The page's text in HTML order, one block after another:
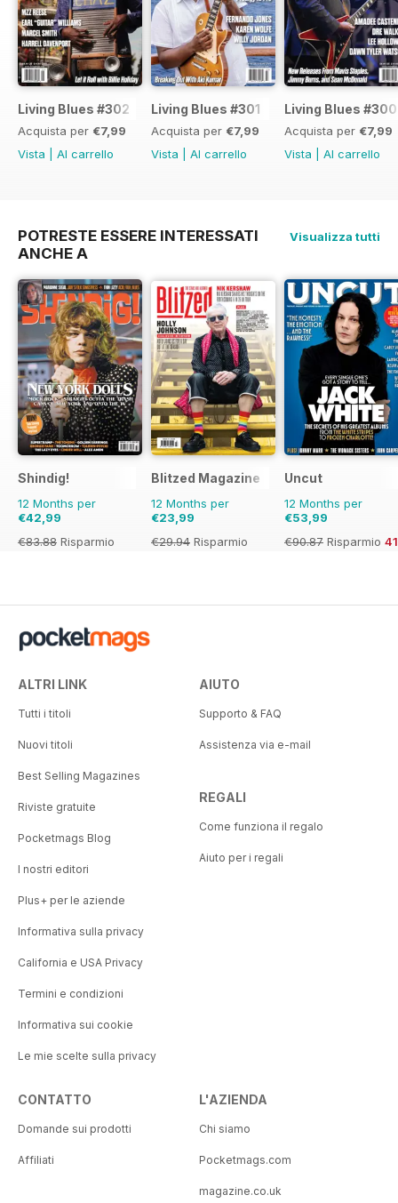
Living Blues #302
Acquista per €7,99
Vista
Al carrello
Living Blues #301
Acquista per €7,99
Vista
Al carrello
Living Blues #300
Acquista per €7,99
Vista
Al carrello
POTRESTE ESSERE INTERESSATI
ANCHE A
Visualizza tutti
Shindig!
12 Months per
€42,99
€83.88 Risparmio
Blitzed Magazine
12 Months per
€23,99
€29.94 Risparmio
Uncut
12 Months per
€53,99
€90.87 Risparmio
ALTRI LINK
Tutti i titoli
Nuovi titoli
Best Selling Magazines
Riviste gratuite
Pocketmags Blog
I nostri editori
Plus+ per le aziende
Informativa sulla privacy
California e USA Privacy
Termini e condizioni
Informativa sui cookie
Le mie scelte sulla privacy
AIUTO
Supporto & FAQ
Assistenza via e-mail
REGALI
Come funziona il regalo
Aiuto per i regali
CONTATTO
Domande sui prodotti
Affiliati
L'AZIENDA
Chi siamo
Pocketmags.com
magazine.co.uk